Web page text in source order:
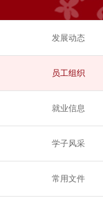
发展动态
员工组织
就业信息
学子风采
常用文件